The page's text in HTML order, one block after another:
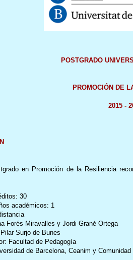
POSTGRADO
PROMOCIÓN DE
2015 -
en Promoción de la Resiliencia
30
académicos: 1
Forés Miravalles y Jordi Grané Ortega
Surjo de Bunes
Facultad de Pedagogía
de Barcelona, Ceanim y